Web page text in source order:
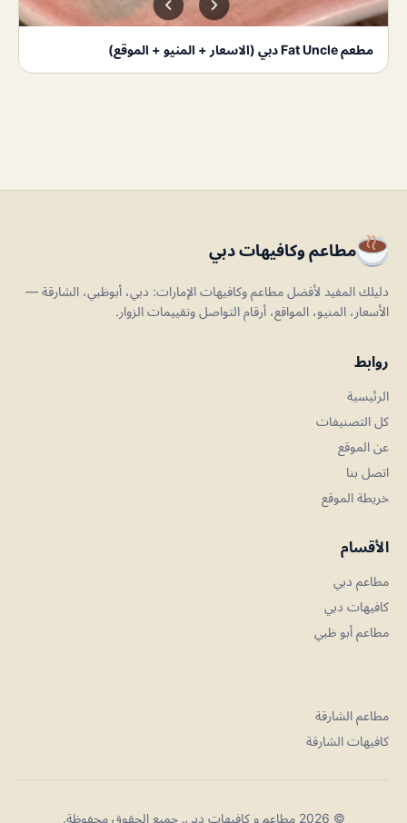
مطعم Fat Uncle دبي (الاسعار + المنيو + الموقع)
مطاعم وكافيهات دبي
دليلك المفيد لأفضل مطاعم وكافيهات الإمارات: دبي، أبوظبي، الشارقة —
الأسعار، المنيو، المواقع، أرقام التواصل وتقييمات الزوار.
روابط
الرئيسية
كل التصنيفات
عن الموقع
اتصل بنا
خريطة الموقع
الأقسام
مطاعم دبي
كافيهات دبي
مطاعم أبو ظبي
مطاعم الشارقة
كافيهات الشارقة
© 2026 مطاعم و كافيهات دبي. جميع الحقوق محفوظة.